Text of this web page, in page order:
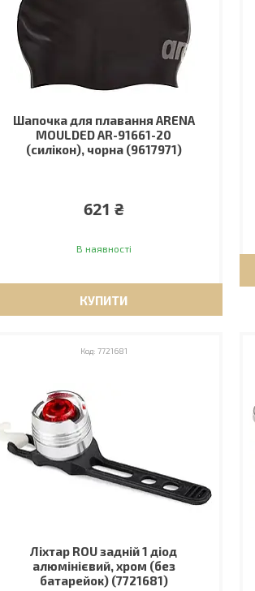
Шапочка для плавання ARENA
MOULDED AR-91661-20
(силікон), чорна (9617971)
621 ₴
В наявності
КУПИТИ
7721681
Ліхтар ROU задній 1 діод
алюмінієвий, хром (без
батарейок) (7721681)